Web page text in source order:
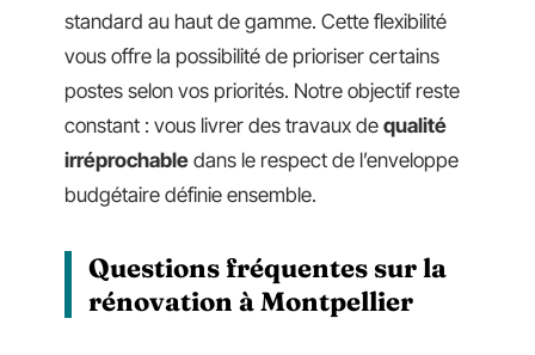
standard au haut de gamme. Cette flexibilité
vous offre la possibilité de prioriser certains
postes selon vos priorités. Notre objectif reste
constant : vous livrer des travaux de qualité
irréprochable dans le respect de l’enveloppe
budgétaire définie ensemble.
Questions fréquentes sur la
rénovation à Montpellier